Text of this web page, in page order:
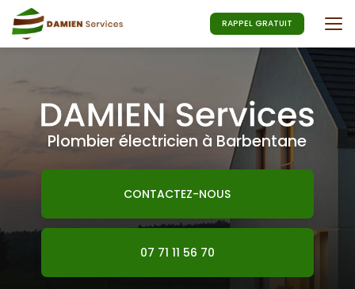
au
contenu
principal
RAPPEL GRATUIT
Plombier électricien à Barbentane
CONTACTEZ-NOUS
07 71 11 56 70